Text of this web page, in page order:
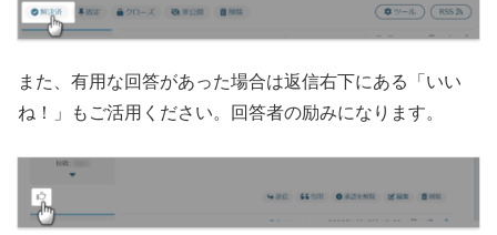
また、有用な回答があった場合は返信右下にある「いい
ね！」もご活用ください。回答者の励みになります。